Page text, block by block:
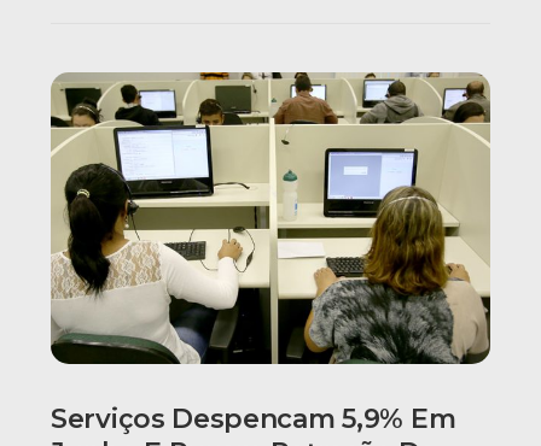
Serviços Despencam 5,9% Em